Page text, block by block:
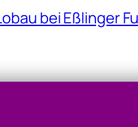
bei Eßlinger
der Oma